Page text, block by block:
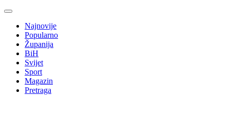
Najnovije
Popularno
Županija
BiH
Svijet
Sport
Magazin
Pretraga